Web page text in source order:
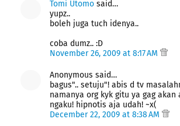
Tomi Utomo said…
yupz..
boleh juga tuch idenya..
coba dumz.. :D
November 26, 2009 at 8:17 AM
Anonymous said…
bagus".. setuju"! abis d tv
namanya org kyk gitu ya gag akan
ngaku! hipnotis aja udah! ~x(
December 22, 2009 at 8:38 AM